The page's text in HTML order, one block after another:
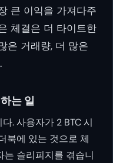
큰 이익을 가져다주
체결은 더 타이트한
은 거래량, 더 많은
는 일
. 사용자가 2 BTC 시
북에 있는 것으로 체
는 슬리피지를 겪습니